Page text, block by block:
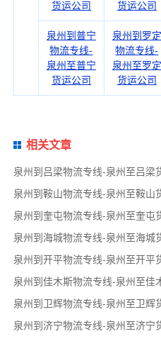
货运公司
货运公司
泉州到普宁
物流专线-
泉州至普宁
货运公司
泉州到罗定
物流专线-
泉州至罗定
货运公司
相关文章
泉州到吕梁物流专线-泉州至吕梁
泉州到鞍山物流专线-泉州至鞍山
泉州到奎屯物流专线-泉州至奎屯
泉州到海城物流专线-泉州至海城
泉州到开平物流专线-泉州至开平
泉州到佳木斯物流专线-泉州至佳
泉州到卫辉物流专线-泉州至卫辉
泉州到济宁物流专线-泉州至济宁